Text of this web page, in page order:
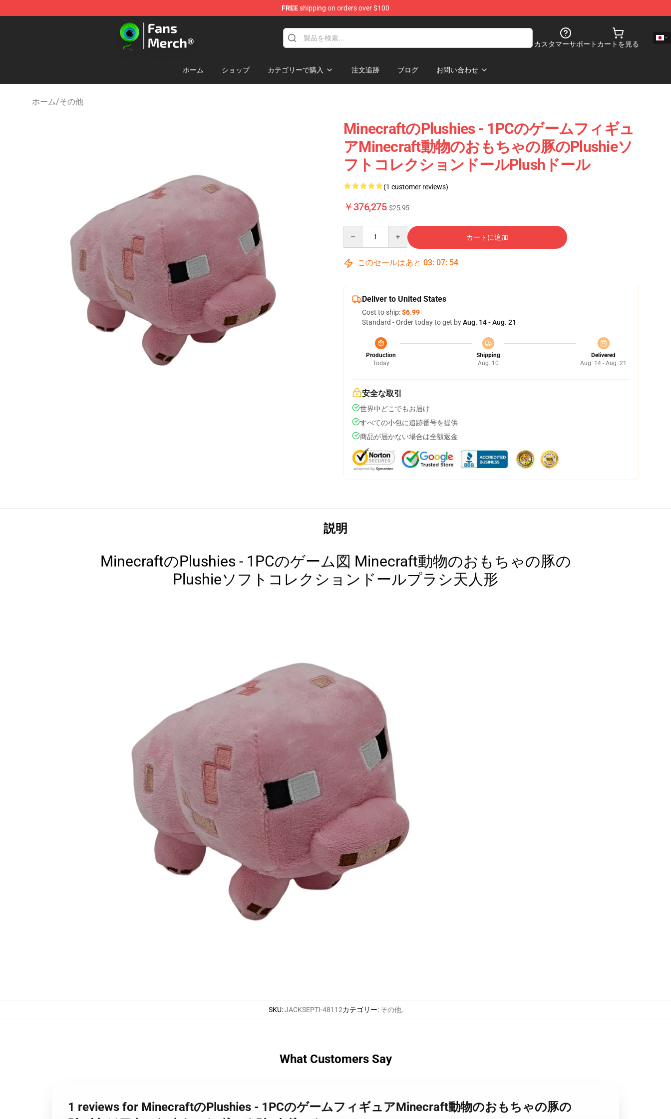
FREEshipping on orders over $100
Jacksepticeye Store - Official Jacksepticeye Merchandise Shop
カスタマーサポート カートを見る
ホーム ショップ カテゴリーで購入 注文追跡 ブログ お問い合わせ
ホーム/その他
MinecraftのPlushies - 1PCのゲームフィギュ
アMinecraft動物のおもちゃの豚のPlushieソ
フトコレクションドールPlushドール
(1 customer reviews)
￥376,275 $25.95
カートに追加
このセールはあと 03: 07: 53
Deliver to United States
Cost to ship:$6.99
Standard - Order today to get byAug. 14 - Aug. 21
Production
Today
Shipping
Aug. 10
Delivered
Aug. 14 - Aug. 21
安全な取引
世界中どこでもお届け
すべての小包に追跡番号を提供
商品が届かない場合は全額返金
説明
MinecraftのPlushies - 1PCのゲーム図 Minecraft動物のおもちゃの豚の
Plushieソフトコレクションドールプラシ天人形
SKU:JACKSEPTI-48112カテゴリー: その他,
What Customers Say
1 reviews for MinecraftのPlushies - 1PCのゲームフィギュアMinecraft動物のおもちゃの豚の